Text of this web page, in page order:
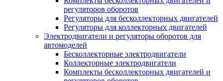
регуляторов оборотов
Регуляторы для бесколлекторных двигателей
Регуляторы для коллекторных двигателей
Электродвигатели и регуляторы оборотов для
автомоделей
Бесколлекторные электродвигатели
Коллекторные электродвигатели
Комплекты бесколлекторных двигателей и